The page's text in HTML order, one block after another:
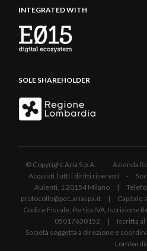
INTEGRATED WITH
SOLE SHAREHOLDER
© Copyright Aria S.p.A. - Azienda
Acquisti Tutti i diritti riservati -
Aulenti, 1 20154 Milano |
protocollo@pec.ariaspa.it | Capitale
Codice Fiscale, Partita IVA, Iscrizione
05017630152 | Iscritta al
Società soggetta a direzione e